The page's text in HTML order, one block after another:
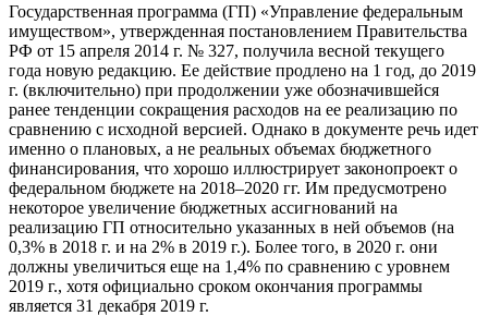
Государственная программа (ГП) «Управление федеральным
имуществом», утвержденная постановлением Правительства
РФ от 15 апреля 2014 г. № 327, получила весной текущего
года новую редакцию. Ее действие продлено на 1 год, до 2019
г. (включительно) при продолжении уже обозначившейся
ранее тенденции сокращения расходов на ее реализацию по
сравнению с исходной версией. Однако в документе речь идет
именно о плановых, а не реальных объемах бюджетного
финансирования, что хорошо иллюстрирует законопроект о
федеральном бюджете на 2018–2020 гг. Им предусмотрено
некоторое увеличение бюджетных ассигнований на
реализацию ГП относительно указанных в ней объемов (на
0,3% в 2018 г. и на 2% в 2019 г.). Более того, в 2020 г. они
должны увеличиться еще на 1,4% по сравнению с уровнем
2019 г., хотя официально сроком окончания программы
является 31 декабря 2019 г.